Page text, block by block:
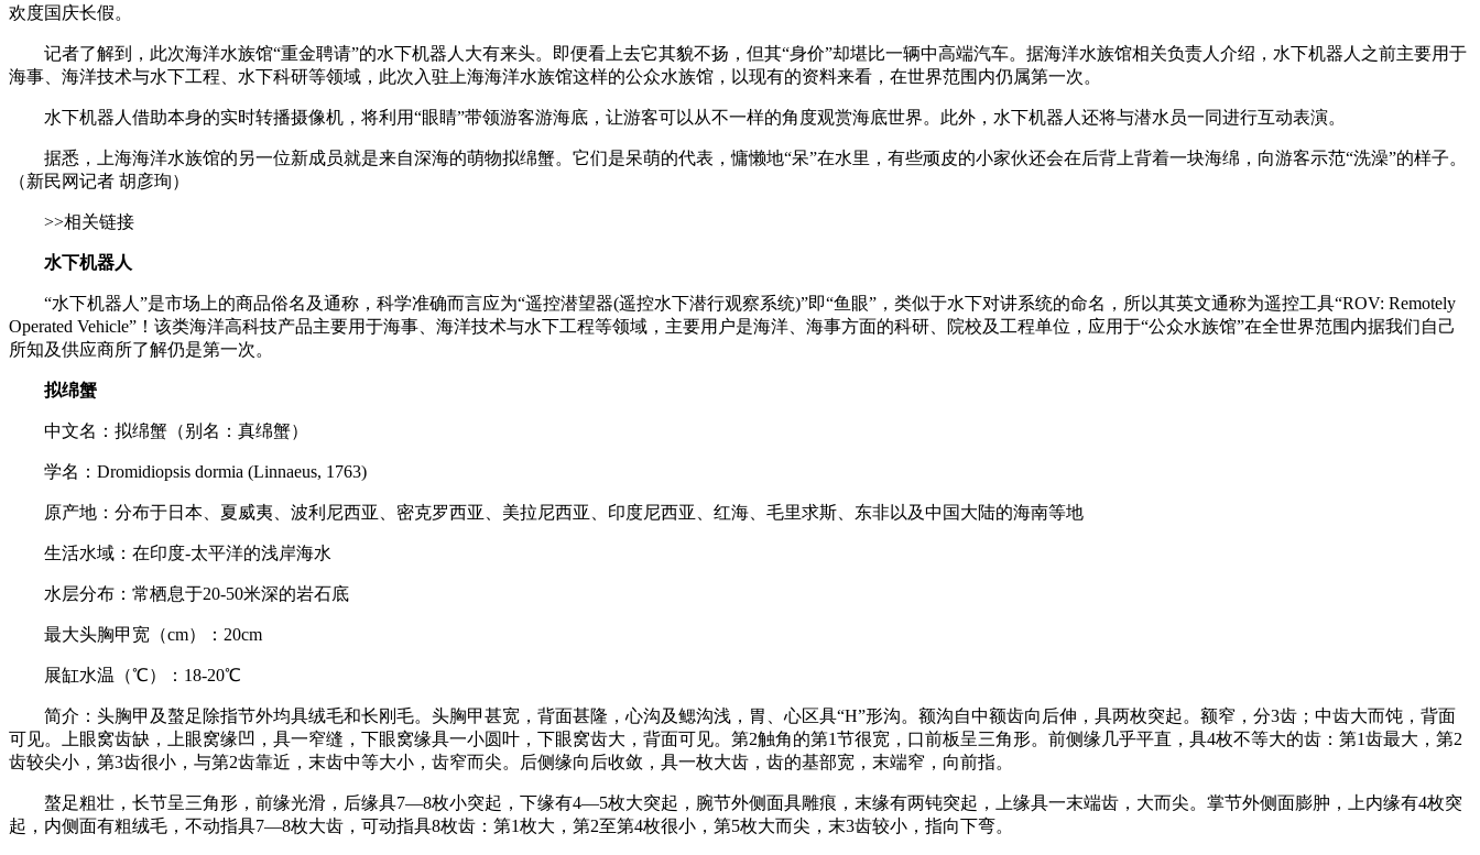
欢度国庆长假。
记者了解到，此次海洋水族馆“重金聘请”的水下机器人大有来头。即便看上去它其貌不扬，但其“身价”却堪比一辆中高端汽车。据海洋水族馆相关负责人介绍，水下机器人之前主要用于
海事、海洋技术与水下工程、水下科研等领域，此次入驻上海海洋水族馆这样的公众水族馆，以现有的资料来看，在世界范围内仍属第一次。
水下机器人借助本身的实时转播摄像机，将利用“眼睛”带领游客游海底，让游客可以从不一样的角度观赏海底世界。此外，水下机器人还将与潜水员一同进行互动表演。
据悉，上海海洋水族馆的另一位新成员就是来自深海的萌物拟绵蟹。它们是呆萌的代表，慵懒地“呆”在水里，有些顽皮的小家伙还会在后背上背着一块海绵，向游客示范“洗澡”的样子。
（新民网记者 胡彦珣）
>>相关链接
水下机器人
“水下机器人”是市场上的商品俗名及通称，科学准确而言应为“遥控潜望器(遥控水下潜行观察系统)”即“鱼眼”，类似于水下对讲系统的命名，所以其英文通称为遥控工具“ROV: Remotely
Operated Vehicle”！该类海洋高科技产品主要用于海事、海洋技术与水下工程等领域，主要用户是海洋、海事方面的科研、院校及工程单位，应用于“公众水族馆”在全世界范围内据我们自己
所知及供应商所了解仍是第一次。
拟绵蟹
中文名：拟绵蟹（别名：真绵蟹）
学名：Dromidiopsis dormia (Linnaeus, 1763)
原产地：分布于日本、夏威夷、波利尼西亚、密克罗西亚、美拉尼西亚、印度尼西亚、红海、毛里求斯、东非以及中国大陆的海南等地
生活水域：在印度-太平洋的浅岸海水
水层分布：常栖息于20-50米深的岩石底
最大头胸甲宽（cm）：20cm
展缸水温（℃）：18-20℃
简介：头胸甲及螯足除指节外均具绒毛和长刚毛。头胸甲甚宽，背面甚隆，心沟及鳃沟浅，胃、心区具“H”形沟。额沟自中额齿向后伸，具两枚突起。额窄，分3齿；中齿大而饨，背面
可见。上眼窝齿缺，上眼窝缘凹，具一窄缝，下眼窝缘具一小圆叶，下眼窝齿大，背面可见。第2触角的第1节很宽，口前板呈三角形。前侧缘几乎平直，具4枚不等大的齿：第1齿最大，第2
齿较尖小，第3齿很小，与第2齿靠近，末齿中等大小，齿窄而尖。后侧缘向后收敛，具一枚大齿，齿的基部宽，末端窄，向前指。
螯足粗壮，长节呈三角形，前缘光滑，后缘具7—8枚小突起，下缘有4—5枚大突起，腕节外侧面具雕痕，末缘有两钝突起，上缘具一末端齿，大而尖。掌节外侧面膨肿，上内缘有4枚突
起，内侧面有粗绒毛，不动指具7—8枚大齿，可动指具8枚齿：第1枚大，第2至第4枚很小，第5枚大而尖，末3齿较小，指向下弯。